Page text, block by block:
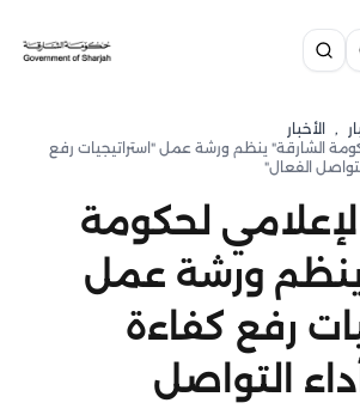
, الأخبار
الشارقة" ينظم ورشة عمل "استراتيجيات رفع
الفعال"
لحكومة
ينظم ورشة عمل
رفع كفاءة
التواصل